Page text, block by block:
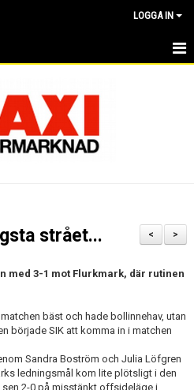
LOGGA IN
- FÖRSÄKRING
>
<
strået...
med 3-1 mot Flurkmark, där rutinen
bäst och hade bollinnehav, utan
började SIK att komma in i matchen
Sandra Boström och Julia Löfgren
ledningsmål kom lite plötsligt i den
2-0 på misstänkt offsideläge i